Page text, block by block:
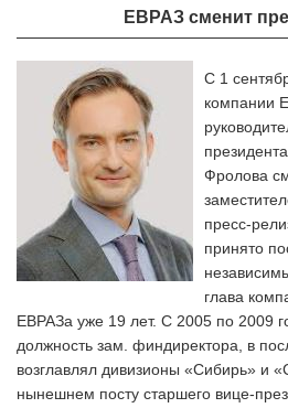
ЕВРАЗ сменит
С 1
компании
Фролова
пресс-
принято
глава
ЕВРАЗа уже 19 лет. С 2005 по 2009
должность зам. финдиректора, в
возглавлял дивизионы «Сибирь» и
нынешнем посту старшего вице-